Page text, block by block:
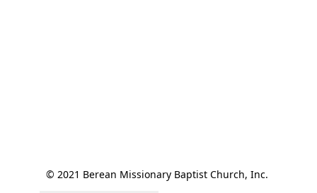
© 2021 Berean Missionary Baptist Church, Inc.